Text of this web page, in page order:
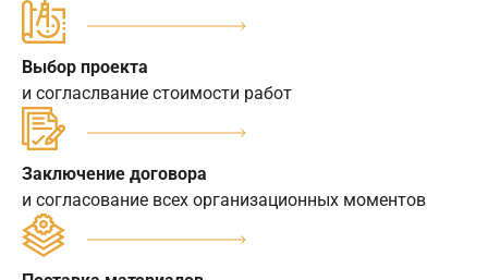
Выбор проекта
и согласлвание стоимости работ
Заключение договора
и согласование всех организационных моментов